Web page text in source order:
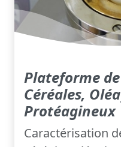
Plateforme
Céréales,
Protéagineux
Caractérisation